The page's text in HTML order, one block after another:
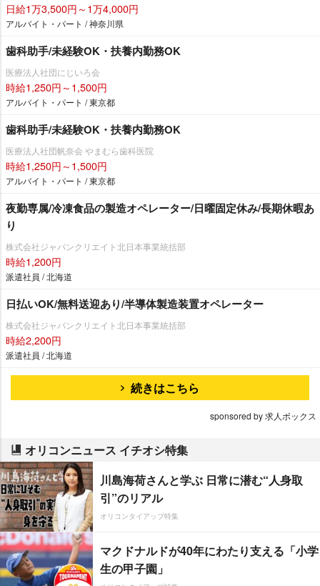
日給1万3,500円～1万4,000円
アルバイト・パート / 神奈川県
歯科助手/未経験OK・扶養内勤務OK
医療法人社団にじいろ会
時給1,250円～1,500円
アルバイト・パート / 東京都
歯科助手/未経験OK・扶養内勤務OK
医療法人社団帆奈会 やまむら歯科医院
時給1,250円～1,500円
アルバイト・パート / 東京都
夜勤専属/冷凍食品の製造オペレーター/日曜固定休み/長期休暇あ
り
株式会社ジャパンクリエイト北日本事業統括部
時給1,200円
派遣社員 / 北海道
日払いOK/無料送迎あり/半導体製造装置オペレーター
株式会社ジャパンクリエイト北日本事業統括部
時給2,200円
派遣社員 / 北海道
続きはこちら
sponsored by 求人ボックス
オリコンニュース イチオシ特集
川島海荷さんと学ぶ 日常に潜む“人身取
引”のリアル
オリコンタイアップ特集
マクドナルドが40年にわたり支える「小学
生の甲子園」